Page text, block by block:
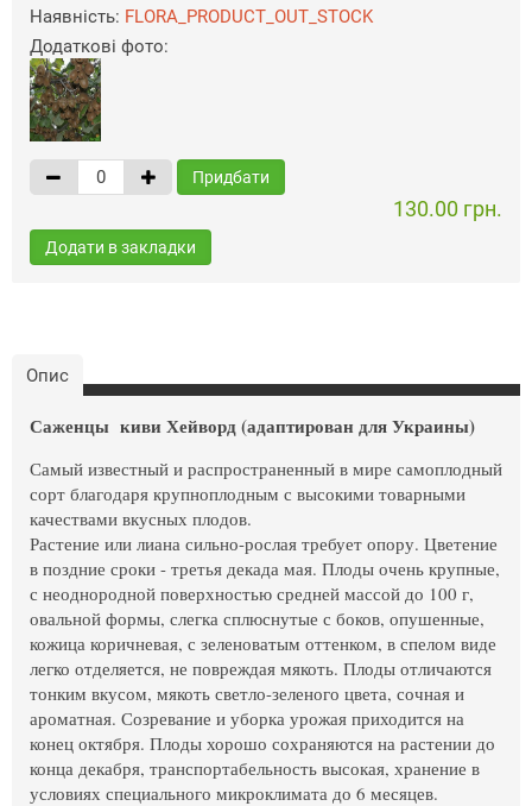
Наявність: FLORA_PRODUCT_OUT_STOCK
Додаткові фото:
Придбати
130.00 грн.
Додати в закладки
Опис
Саженцы киви Хейворд (адаптирован для Украины)
Самый известный и распространенный в мире самоплодный
сорт благодаря крупноплодным с высокими товарными
качествами вкусных плодов.
Растение или лиана сильно-рослая требует опору. Цветение
в поздние сроки - третья декада мая. Плоды очень крупные,
с неоднородной поверхностью средней массой до 100 г,
овальной формы, слегка сплюснутые с боков, опушенные,
кожица коричневая, с зеленоватым оттенком, в спелом виде
легко отделяется, не повреждая мякоть. Плоды от­личаются
тонким вкусом, мякоть светло-зеленого цвета, сочная и
ароматная. Созревание и уборка урожая приходится на
конец октября. Плоды хорошо сохраняются на растении до
конца декабря, транспортабельность высокая, хранение в
условиях специального микроклимата до 6 месяцев.